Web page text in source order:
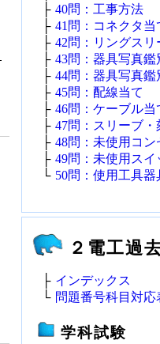
├ 40問：工事方法
├ 41問：コネクタ当
├ 42問：リングスリ
├ 43問：器具写真鑑
├ 44問：器具写真鑑
├ 45問：配線当て
├ 46問：ケーブル当
├ 47問：スリーブ・
├ 48問：未使用コン
├ 49問：未使用スイ
└ 50問：使用工具器
２電工過
├ インデックス
└ 問題番号科目対応
学科試験